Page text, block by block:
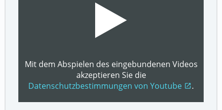
Mit dem Abspielen des eingebundenen Videos
akzeptieren Sie die
Datenschutzbestimmungen von Youtube open_in_new.